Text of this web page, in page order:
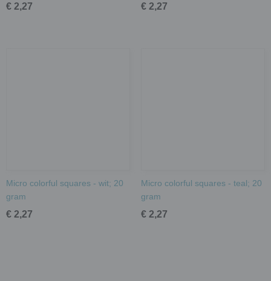
€ 2,27 € 2,27
Micro colorful squares - wit; 20
gram
€ 2,27
Micro colorful squares - teal; 20
gram
€ 2,27